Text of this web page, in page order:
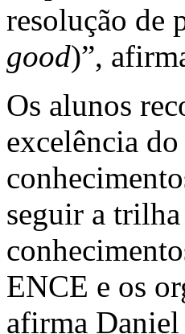
resolução de
good)”,
Os alunos
excelência
seguir a
ENCE e os
afirma